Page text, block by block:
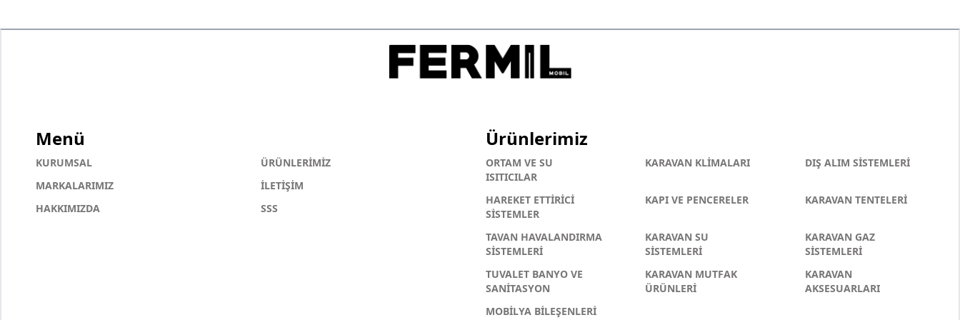
Menü
KURUMSAL
ÜRÜNLERİMİZ
MARKALARIMIZ
İLETİŞİM
HAKKIMIZDA
SSS
Ürünlerimiz
ORTAM VE SU
ISITICILAR
KARAVAN KLİMALARI DIŞ ALIM SİSTEMLERİ
HAREKET ETTİRİCİ
SİSTEMLER
KAPI VE PENCERELER KARAVAN TENTELERİ
TAVAN HAVALANDIRMA
SİSTEMLERİ
KARAVAN SU
SİSTEMLERİ
KARAVAN GAZ
SİSTEMLERİ
TUVALET BANYO VE
SANİTASYON
KARAVAN MUTFAK
ÜRÜNLERİ
KARAVAN
AKSESUARLARI
MOBİLYA BİLEŞENLERİ